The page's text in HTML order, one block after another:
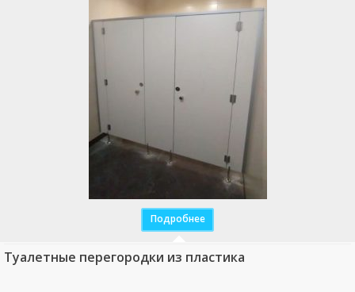
Подробнее
Туалетные перегородки из пластика